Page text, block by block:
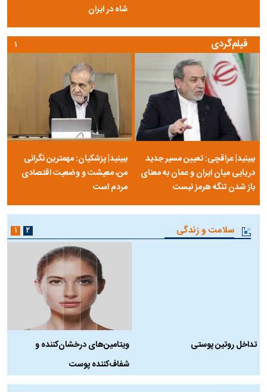
شاه در ایران
فیلم‌گردی
ببینید| عراقچی: تعیین مسیر جدید
دریایی میان ایران و عمان به معنای
باز شدن تنگه هرمز نیست
ببینید| پزشکیان: مهمترین نگرانی
من، معیشت و وضعیت اقتصادی
مردم است
۱
سلامت و زندگی
تداخل روتین پوستی
ویتامین‌های درخشان‌کننده و
شفاف‌کننده پوست
۱ ۲